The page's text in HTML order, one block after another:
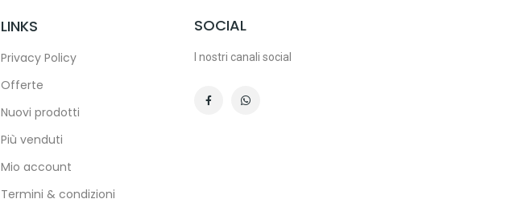
LINKS
Privacy Policy
Offerte
Nuovi prodotti
Più venduti
Mio account
Termini & condizioni
SOCIAL
I nostri canali social